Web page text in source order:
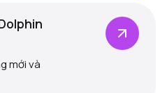
mới và